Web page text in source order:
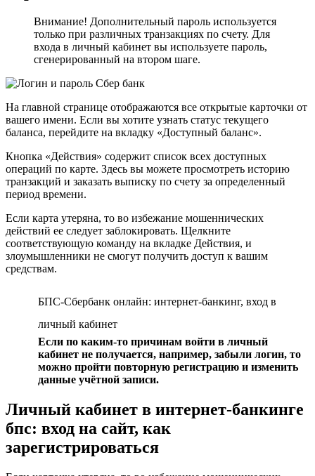
Внимание! Дополнительный пароль используется
только при различных транзакциях по счету. Для
входа в личный кабинет вы используете пароль,
сгенерированный на втором шаге.
На главной странице отображаются все открытые карточки от
вашего имени. Если вы хотите узнать статус текущего
баланса, перейдите на вкладку «Доступный баланс».
Кнопка «Действия» содержит список всех доступных
операций по карте. Здесь вы можете просмотреть историю
транзакций и заказать выписку по счету за определенный
период времени.
Если карта утеряна, то во избежание мошеннических
действий ее следует заблокировать. Щелкните
соответствующую команду на вкладке Действия, и
злоумышленники не смогут получить доступ к вашим
средствам.
БПС-Сбербанк онлайн: интернет-банкинг, вход в
личный кабинет
Если по каким-то причинам войти в личный
кабинет не получается, например, забыли логин, то
можно пройти повторную регистрацию и изменить
данные учётной записи.
Личный кабинет в интернет-банкинге
бпс: вход на сайт, как
зарегистрироваться